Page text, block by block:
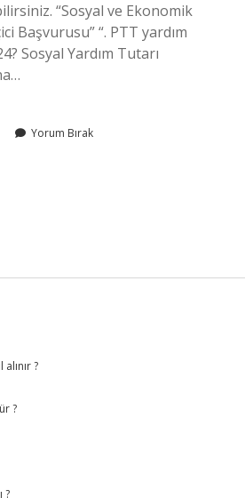
“Sosyal ve Ekonomik
Başvurusu” “. PTT yardım
Sosyal Yardım Tutarı
Yorum Bırak
?
?
?